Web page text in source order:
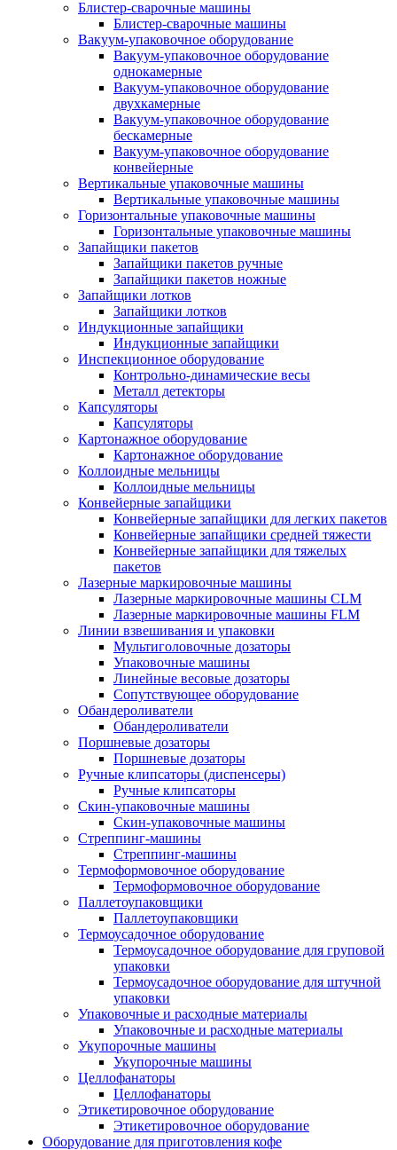
Блистер-сварочные машины
Блистер-сварочные машины
Вакуум-упаковочное оборудование
Вакуум-упаковочное оборудование
однокамерные
Вакуум-упаковочное оборудование
двухкамерные
Вакуум-упаковочное оборудование
беcкамерные
Вакуум-упаковочное оборудование
конвейерные
Вертикальные упаковочные машины
Вертикальные упаковочные машины
Горизонтальные упаковочные машины
Горизонтальные упаковочные машины
Запайщики пакетов
Запайщики пакетов ручные
Запайщики пакетов ножные
Запайщики лотков
Запайщики лотков
Индукционные запайщики
Индукционные запайщики
Инспекционное оборудование
Контрольно-динамические весы
Металл детекторы
Капсуляторы
Капсуляторы
Картонажное оборудование
Картонажное оборудование
Коллоидные мельницы
Коллоидные мельницы
Конвейерные запайщики
Конвейерные запайщики для легких пакетов
Конвейерные запайщики средней тяжести
Конвейерные запайщики для тяжелых
пакетов
Лазерные маркировочные машины
Лазерные маркировочные машины CLM
Лазерные маркировочные машины FLM
Линии взвешивания и упаковки
Мультиголовочные дозаторы
Упаковочные машины
Линейные весовые дозаторы
Сопутствующее оборудование
Обандероливатели
Обандероливатели
Поршневые дозаторы
Поршневые дозаторы
Ручные клипсаторы (диспенсеры)
Ручные клипсаторы
Скин-упаковочные машины
Скин-упаковочные машины
Стреппинг-машины
Стреппинг-машины
Термоформовочное оборудование
Термоформовочное оборудование
Паллетоупаковщики
Паллетоупаковщики
Термоусадочное оборудование
Термоусадочное оборудование для груповой
упаковки
Термоусадочное оборудование для штучной
упаковки
Упаковочные и расходные материалы
Упаковочные и расходные материалы
Укупорочные машины
Укупорочные машины
Целлофанаторы
Целлофанаторы
Этикетировочное оборудование
Этикетировочное оборудование
Оборудование для приготовления кофе